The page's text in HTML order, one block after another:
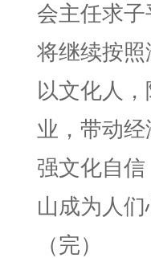
会主任求
将继续按
以文化人
业，带动
强文化自
山成为人们
（完）